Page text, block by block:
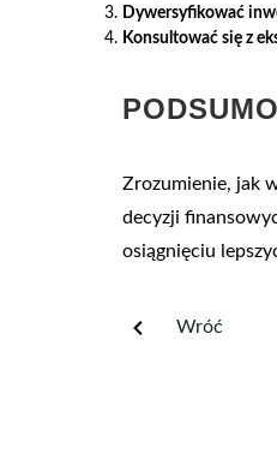
Dywersyfikować
Konsultować się z
Zrozumienie, jak
decyzji
osiągnięciu
Wróć